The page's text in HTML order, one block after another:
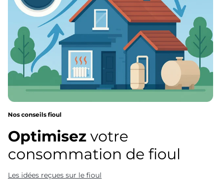
Nos conseils fioul
Optimisez votre
consommation de fioul
Les idées reçues sur le fioul